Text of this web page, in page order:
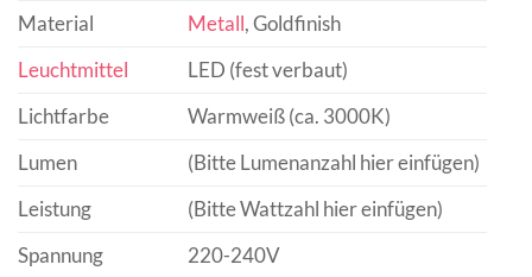
Material
Metall, Goldfinish
Leuchtmittel
LED (fest verbaut)
Lichtfarbe
Warmweiß (ca. 3000K)
Lumen
(Bitte Lumenanzahl hier einfügen)
Leistung
(Bitte Wattzahl hier einfügen)
Spannung
220-240V